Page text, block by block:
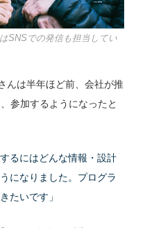
SNSでの発信も担当してい
んは半年ほど前、会社が推
参加するようになったと
るにはどんな情報・設計
になりました。プログラ
たいです」